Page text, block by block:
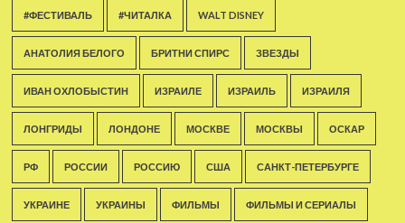
#ФЕСТИВАЛЬ #ЧИТАЛКА WALT DISNEY
АНАТОЛИЯ БЕЛОГО БРИТНИ СПИРС ЗВЕЗДЫ
ИВАН ОХЛОБЫСТИН ИЗРАИЛЕ ИЗРАИЛЬ ИЗРАИЛЯ
ЛОНГРИДЫ ЛОНДОНЕ МОСКВЕ МОСКВЫ ОСКАР
РФ РОССИИ РОССИЮ США САНКТ-ПЕТЕРБУРГЕ
УКРАИНЕ УКРАИНЫ ФИЛЬМЫ ФИЛЬМЫ И СЕРИАЛЫ